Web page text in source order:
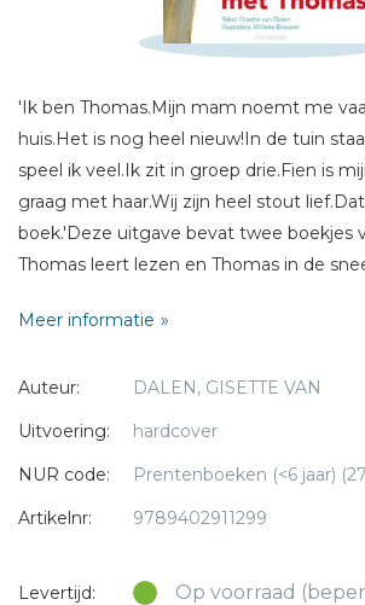
'Ik ben Thomas.Mijn mam noemt me
huis.Het is nog heel nieuw!In de tuin
speel ik veel.Ik zit in groep drie.Fien is
graag met haar.Wij zijn heel stout
boek.'Deze uitgave bevat twee boekjes
Thomas leert lezen en Thomas in de
verhaaltjes over Thomas en Fien én je
Meer informatie
Auteur:
DALEN, GISETTE VAN
Uitvoering:
hardcover
NUR code:
Prentenboeken (<6 jaar)
Artikelnr:
9789402911299
Levertijd: Op voorraad
Titel *
Bericht *